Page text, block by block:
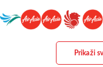
Prikaži